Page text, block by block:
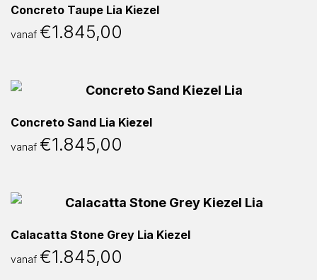
Concreto Taupe Lia Kiezel
vanaf €1.845,00
Concreto Sand Lia Kiezel
vanaf €1.845,00
Calacatta Stone Grey Lia Kiezel
vanaf €1.845,00